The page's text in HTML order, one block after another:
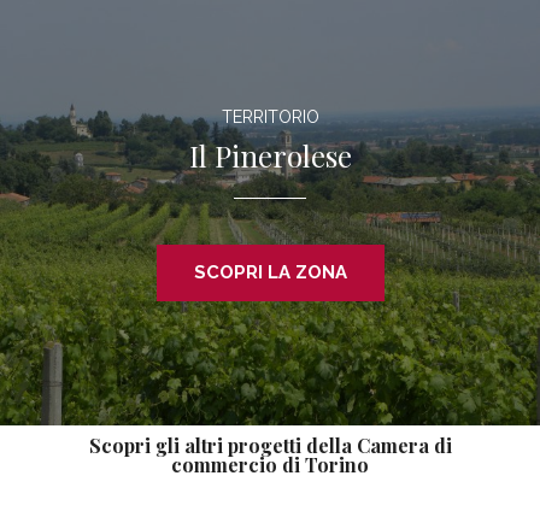
TERRITORIO
Il Pinerolese
SCOPRI LA ZONA
Scopri gli altri progetti della Camera di
commercio di Torino